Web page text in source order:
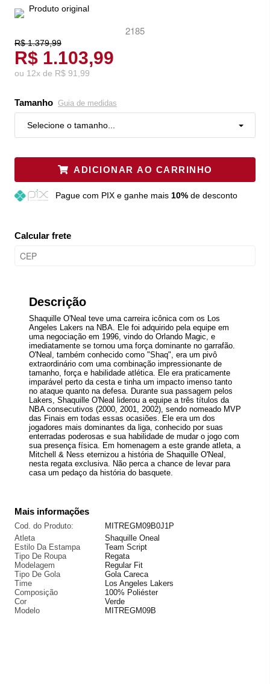
Produto original
2185
R$ 1.379,99
R$ 1.103,99
ou 12x de R$ 91,99
Tamanho Guia de medidas
Selecione o tamanho...
ADICIONAR AO CARRINHO
Pague com PIX e ganhe mais 10%de desconto
Calcular frete
Descrição
Shaquille O'Neal teve uma carreira icônica com os Los
Angeles Lakers na NBA. Ele foi adquirido pela equipe em
uma negociação em 1996, vindo do Orlando Magic, e
imediatamente se tornou uma força dominante no garrafão.
O'Neal, também conhecido como "Shaq", era um pivô
extraordinário com uma combinação impressionante de
tamanho, força e habilidade atlética. Ele era praticamente
imparável perto da cesta e tinha um impacto imenso tanto
no ataque quanto na defesa. Durante sua passagem pelos
Lakers, Shaquille O'Neal liderou a equipe a três títulos da
NBA consecutivos (2000, 2001, 2002), sendo nomeado MVP
das Finais em todas essas ocasiões. Ele era um dos
jogadores mais dominantes da liga, conhecido por suas
enterradas poderosas e sua habilidade de mudar o jogo com
sua presença física. Em homenagem a este grande atleta, a
Mitchell & Ness eternizou a história de Shaquille O'Neal,
nesta regata exclusiva. Não perca a chance de levar para
casa um pedaço da história do basquete.
Mais informações
Cod. do Produto:
MITREGM09B0J1P
Atleta
Shaquille Oneal
Estilo Da Estampa
Team Script
Tipo De Roupa
Regata
Modelagem
Regular Fit
Tipo De Gola
Gola Careca
Time
Los Angeles Lakers
Composição
100% Poliéster
Cor
Verde
Modelo
MITREGM09B